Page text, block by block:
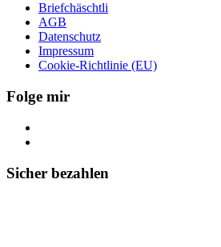
Briefchäschtli
AGB
Datenschutz
Impressum
Cookie-Richtlinie (EU)
Folge mir
Sicher bezahlen